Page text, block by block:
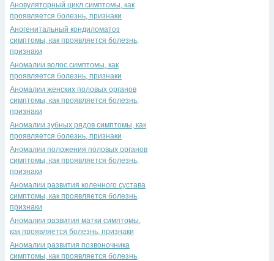
Ановуляторный цикл симптомы, как
проявляется болезнь, признаки
Аногенитальный кондиломатоз
симптомы, как проявляется болезнь,
признаки
Аномалии волос симптомы, как
проявляется болезнь, признаки
Аномалии женских половых органов
симптомы, как проявляется болезнь,
признаки
Аномалии зубных рядов симптомы, как
проявляется болезнь, признаки
Аномалии положения половых органов
симптомы, как проявляется болезнь,
признаки
Аномалии развития коленного сустава
симптомы, как проявляется болезнь,
признаки
Аномалии развития матки симптомы,
как проявляется болезнь, признаки
Аномалии развития позвоночника
симптомы, как проявляется болезнь,